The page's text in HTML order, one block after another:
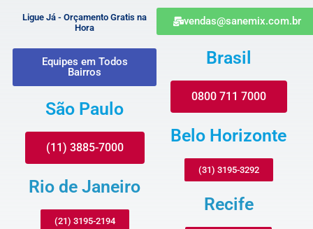
Ligue Já - Orçamento Gratis na
Hora
Equipes em Todos
Bairros
São Paulo
(11) 3885-7000
Rio de Janeiro
(21) 3195-2194
vendas@sanemix.com.br
Brasil
0800 711 7000
Belo Horizonte
(31) 3195-3292
Recife